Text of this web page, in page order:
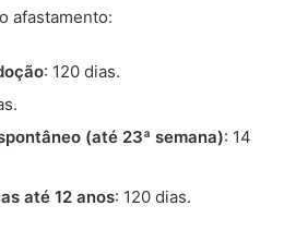
afastamento:
: 120 dias.
(até 23ª semana): 14
até 12 anos: 120 dias.